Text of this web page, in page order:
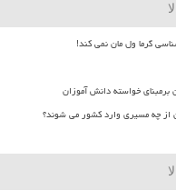
گرما ول مان نمی کند!
خواسته دانش آموزان
از چه مسیری وارد کشور می شوند؟